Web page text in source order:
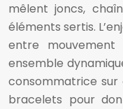
mêlent joncs,
éléments sertis.
entre mouvement
ensemble
consommatrice sur
bracelets pour